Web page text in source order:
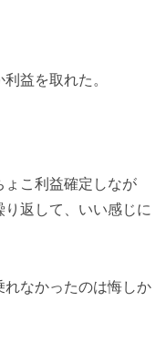
益を取れた。
こ利益確定しなが
返して、いい感じに
なかったのは悔しか